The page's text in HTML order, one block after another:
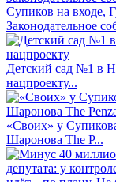
Супиков на входе,
Законодательное
Детский сад №1 в
нацпроекту...
«Своих» у
Шаронова The P...